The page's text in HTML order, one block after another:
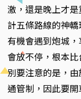
激，還是晚上才
計五條路線的神
有機會遇到炮城
會放不停，根本
別要注意的是，
通管制，因此要